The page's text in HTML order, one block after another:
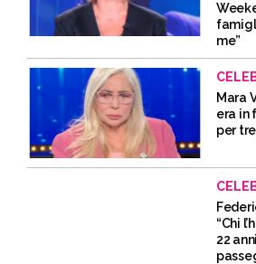
me”
Mara
era in
per
“Chi
22